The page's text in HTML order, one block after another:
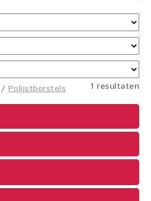
1 resultaten
/Polijstborstels